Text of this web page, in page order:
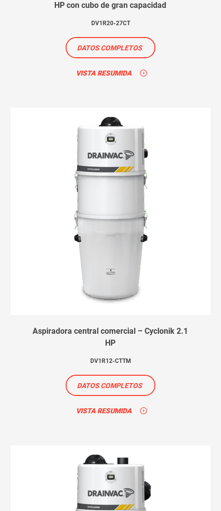
HP con cubo de gran capacidad
DV1R20-27CT
DATOS COMPLETOS
VISTA RESUMIDA
Aspiradora central comercial – Cyclonik 2.1
HP
DV1R12-CTTM
DATOS COMPLETOS
VISTA RESUMIDA